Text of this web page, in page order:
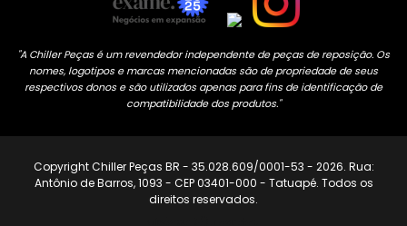
"A Chiller Peças é um revendedor independente de peças de reposição. Os
nomes, logotipos e marcas mencionadas são de propriedade de seus
respectivos donos e são utilizados apenas para fins de identificação de
compatibilidade dos produtos."